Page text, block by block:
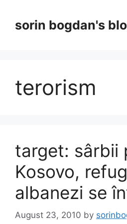
contentsorin bogdan's
terorism
target: sârbii
Kosovo,
albanezi se
August 23, 2010 by